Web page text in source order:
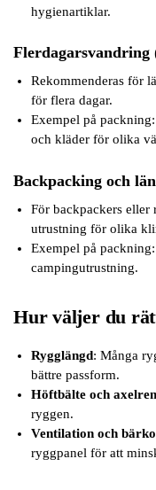
hygienartiklar.
Flerdagarsvandring
Rekommenderas för
för flera dagar.
Exempel på
och kläder för olika
Backpacking och
För backpackers eller
utrustning för olika
Exempel på
campingutrustning.
Hur väljer du
Rygglängd: Många
bättre passform.
Höftbälte och
ryggen.
Ventilation och
ryggpanel för att